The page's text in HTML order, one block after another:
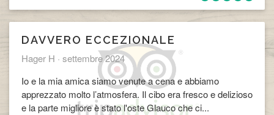
DAVVERO ECCEZIONALE
Hager H · settembre 2024
Io e la mia amica siamo venute a cena e abbiamo
apprezzato molto l’atmosfera. Il cibo era fresco e delizioso
e la parte migliore è stato l'oste Glauco che ci...